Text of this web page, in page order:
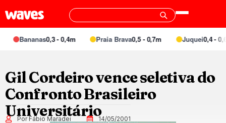
Bananas0,3 - 0,4m Praia Brava0,5 - 0,7m Juquei0,4 - 0,6m
Gil Cordeiro vence seletiva do
Confronto Brasileiro
Universitário
Por Fábio Maradei 14/05/2001